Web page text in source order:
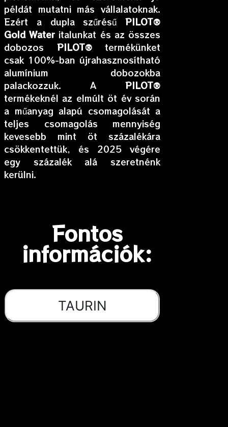
példát mutatni más vállalatoknak.
Ezért a dupla szűrésű PILOT®
Gold Wateritalunkat és az összes
dobozos PILOT®termékünket
csak 100%-ban újrahasznosítható
alumínium dobozokba
palackozzuk. A PILOT®
termékeknél az elmúlt öt év során
a műanyag alapú csomagolását a
teljes csomagolás mennyiség
kevesebb mint öt százalékára
csökkentettük, és 2025 végére
egy százalék alá szeretnénk
kerülni.
Fontos
információk:
TAURIN